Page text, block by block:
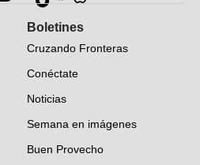
Boletines
Cruzando Fronteras
Conéctate
Noticias
Semana en imágenes
Buen Provecho